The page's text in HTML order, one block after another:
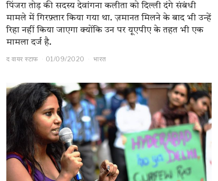
पिंजरा तोड़ की सदस्य देवांगना कलीता को दिल्ली दंगे संबंधी
मामले में गिरफ़्तार किया गया था. ज़मानत मिलने के बाद भी उन्हें
रिहा नहीं किया जाएगा क्योंकि उन पर यूएपीए के तहत भी एक
मामला दर्ज है.
द वायर स्टाफ 01/09/2020 भारत